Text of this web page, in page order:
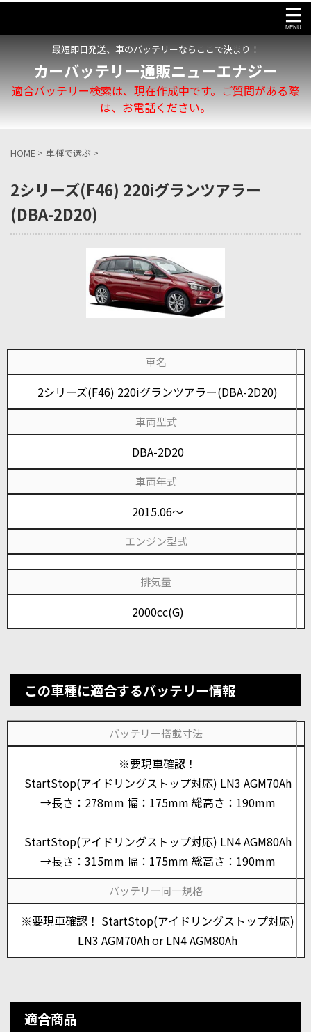
最短即日発送、車のバッテリーならここで決まり！
カーバッテリー通販ニューエナジー
適合バッテリー検索は、現在作成中です。ご質問がある際
は、お電話ください。
HOME > 車種で選ぶ >
2シリーズ(F46) 220iグランツアラー
(DBA-2D20)
車名
2シリーズ(F46) 220iグランツアラー(DBA-2D20)
車両型式
DBA-2D20
車両年式
2015.06～
エンジン型式
排気量
2000cc(G)
この車種に適合するバッテリー情報
バッテリー搭載寸法
※要現車確認！
StartStop(アイドリングストップ対応) LN3 AGM70Ah
→長さ：278mm 幅：175mm 総高さ：190mm
StartStop(アイドリングストップ対応) LN4 AGM80Ah
→長さ：315mm 幅：175mm 総高さ：190mm
バッテリー同一規格
※要現車確認！ StartStop(アイドリングストップ対応)
LN3 AGM70Ah or LN4 AGM80Ah
適合商品